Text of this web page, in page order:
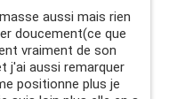
aussi mais rien
doucement(ce que
vraiment de son
j'ai aussi remarquer
positionne plus je